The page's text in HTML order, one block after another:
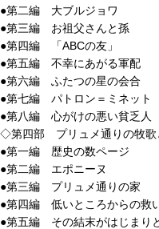
●第二編 大ブルジョワ
●第三編 お祖父さんと孫
●第四編 「ABCの友」
●第五編 不幸にあがる軍配
●第六編 ふたつの星の会合
●第七編 パトロン＝ミネット
●第八編 心がけの悪い貧乏人
◇第四部 プリュメ通りの牧歌
●第一編 歴史の数ページ
●第二編 エポニーヌ
●第三編 プリュメ通りの家
●第四編 低いところからの救
●第五編 その結末がはじまり